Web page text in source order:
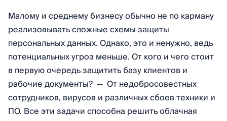
Малому и среднему бизнесу обычно не по карману
реализовывать сложные схемы защиты
персональных данных. Однако, это и ненужно, ведь
потенциальных угроз меньше. От кого и чего стоит
в первую очередь защитить базу клиентов и
рабочие документы? — От недобросовестных
сотрудников, вирусов и различных сбоев техники и
ПО. Все эти задачи способна решить облачная